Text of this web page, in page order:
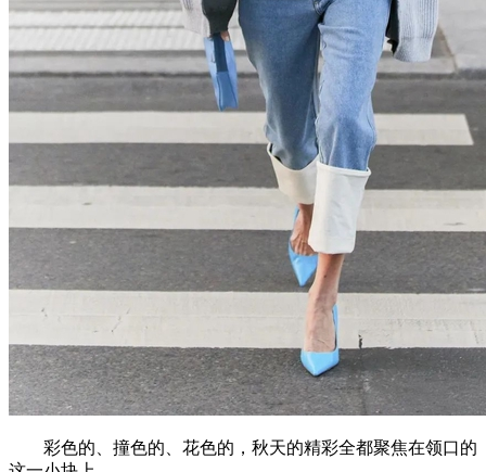
彩色的、撞色的、花色的，秋天的精彩全都聚焦在领口的